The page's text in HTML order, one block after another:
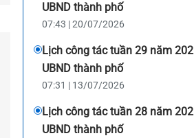
UBND thành phố
07:43 | 20/07/2026
Lịch công tác tuần 29 năm
UBND thành phố
07:31 | 13/07/2026
Lịch công tác tuần 28 năm
UBND thành phố